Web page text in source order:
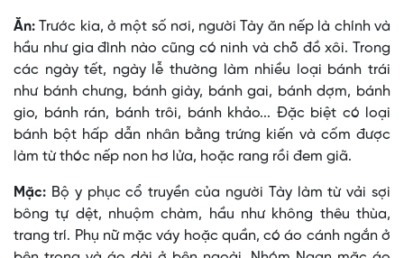
Ăn: Trước kia, ở một số nơi, người Tày ăn nếp là chính và
hầu như gia đình nào cũng có ninh và chõ đồ xôi. Trong
các ngày tết, ngày lễ thường làm nhiều loại bánh trái
như bánh chưng, bánh giày, bánh gai, bánh dợm, bánh
gio, bánh rán, bánh trôi, bánh khảo... Ðặc biệt có loại
bánh bột hấp dẫn nhân bằng trứng kiến và cốm được
làm từ thóc nếp non hơ lửa, hoặc rang rồi đem giã.
Mặc: Bộ y phục cổ truyền của người Tày làm từ vải sợi
bông tự dệt, nhuộm chàm, hầu như không thêu thùa,
trang trí. Phụ nữ mặc váy hoặc quần, có áo cánh ngắn ở